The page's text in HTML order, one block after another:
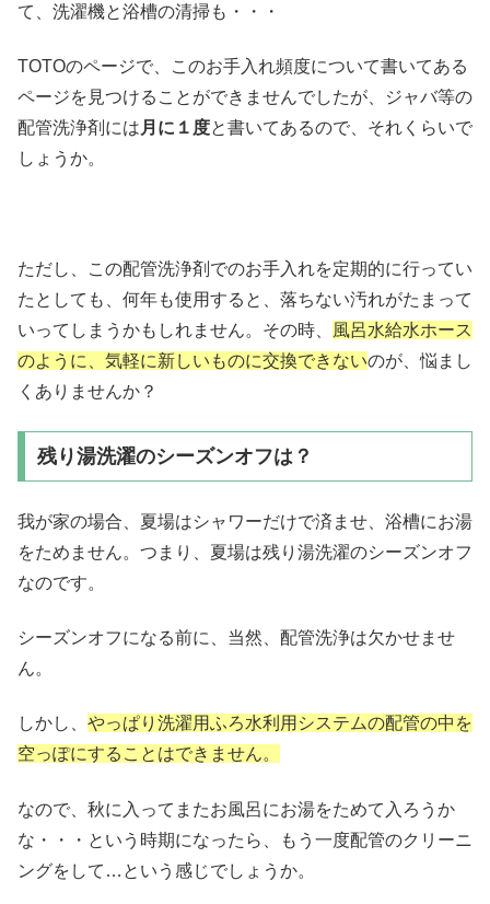
て、洗濯機と浴槽の清掃も・・・
TOTOのページで、このお手入れ頻度について書いてある
ページを見つけることができませんでしたが、ジャバ等の
配管洗浄剤には 月に１度と書いてあるので、それくらいで
しょうか。
ただし、この配管洗浄剤でのお手入れを定期的に行ってい
たとしても、何年も使用すると、落ちない汚れがたまって
いってしまうかもしれません。その時、
風呂水給水ホース
のように、気軽に新しいものに交換できないのが、悩まし
くありませんか？
残り湯洗濯のシーズンオフは？
我が家の場合、夏場はシャワーだけで済ませ、浴槽にお湯
をためません。つまり、夏場は残り湯洗濯のシーズンオフ
なのです。
シーズンオフになる前に、当然、配管洗浄は欠かせませ
ん。
しかし、 やっぱり洗濯用ふろ水利用システムの配管の中を
空っぽにすることはできません。
なので、秋に入ってまたお風呂にお湯をためて入ろうか
な・・・という時期になったら、もう一度配管のクリーニ
ングをして…という感じでしょうか。